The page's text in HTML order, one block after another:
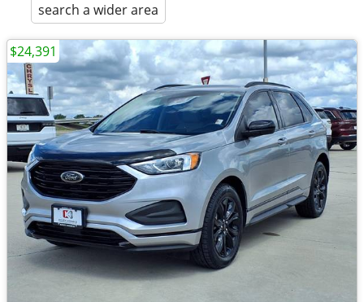
search a wider area
$24,391